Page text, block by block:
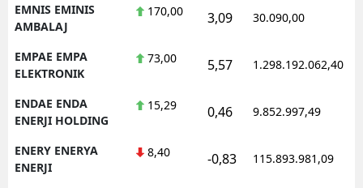
EMNIS EMINIS
AMBALAJ
170,00 3,09 30.090,00
EMPAE EMPA
ELEKTRONIK
73,00 5,57 1.298.192.062,40
ENDAE ENDA
ENERJI HOLDING
15,29 0,46 9.852.997,49
ENERY ENERYA
ENERJI
8,40 -0,83 115.893.981,09